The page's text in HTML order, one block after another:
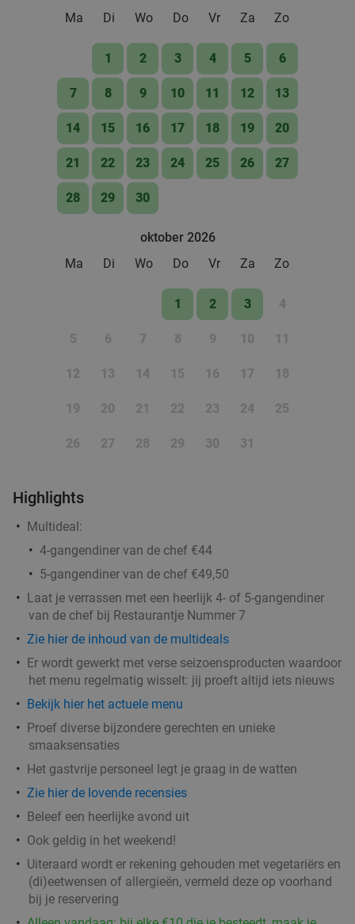
Ma
Di Wo Do Vr Za Zo
1 2 3 4 5 6
7 8 9 10 11 12 13
14 15 16 17 18 19 20
21 22 23 24 25 26 27
28 29 30
oktober 2026
Ma
Di Wo Do Vr Za Zo
1 2 3 4
5 6 7 8 9 10 11
12 13 14 15 16 17 18
19 20 21 22 23 24 25
26 27 28 29 30 31
Highlights
Multideal:
4-gangendiner van de chef €44
5-gangendiner van de chef €49,50
Laat je verrassen met een heerlijk 4- of 5-gangendiner
van de chef bij Restaurantje Nummer 7
Zie hier de inhoud van de multideals
Er wordt gewerkt met verse seizoensproducten waardoor
het menu regelmatig wisselt: jij proeft altijd iets nieuws
Bekijk hier het actuele menu
Proef diverse bijzondere gerechten en unieke
smaaksensaties
Het gastvrije personeel legt je graag in de watten
Zie hier de lovende recensies
Beleef een heerlijke avond uit
Ook geldig in het weekend!
Uiteraard wordt er rekening gehouden met vegetariërs en
(di)eetwensen of allergieën, vermeld deze op voorhand
bij je reservering